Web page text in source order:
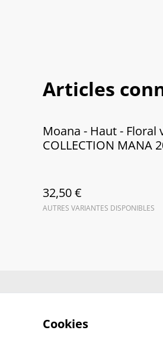
Articles
Moana - Haut - Floral
COLLECTION MANA
32,50 €
AUTRES VARIANTES DISPONIBLES
Cookies